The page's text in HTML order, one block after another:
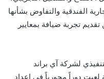
الفندقية والتفاوض بشأنها
تجربة ضيافة بمعايير
لشركة آي براند
لعبت دوراً محورياً في إعداد